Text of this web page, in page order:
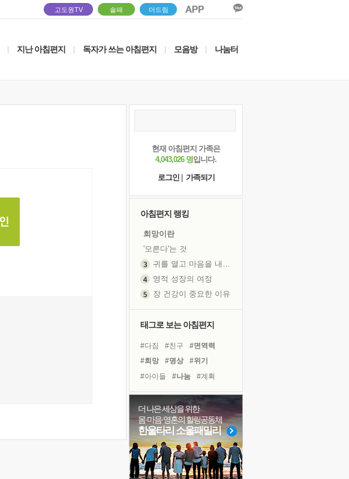
고도원TV 솔패 더드림
지난 아침편지 독자가 쓰는 아침편지 모음방 나눔터
현재 아침편지 가족은
4,043,026 명입니다.
로그인
가족되기
아침편지 랭킹
희망이란
'모른다'는 것
귀를 열고 마음을 내어주고
영적 성장의 여정
장 건강이 중요한 이유
꿈이 실제가 되는 것
'말 타는 법'을 먼저
졸업식 사진을 보며
극심한 변비, 어깨결림, 수면 장애
아픈 아버지를 위한 공간 설계
슬럼프
태그로 보는 아침편지
#다짐 #친구
#면역력
#희망
#명상
#위기
#아이들
#나눔
#계획
#도움
#바이러스
#건강
#독서캠프
#유튜브
#링컨학교
#사람
#비전캠프
#삶
#독서
#극복
#힐링
더 나은 세상을 위한
몸·마음·영혼의 힐링공동체
한울타리 소울패밀리